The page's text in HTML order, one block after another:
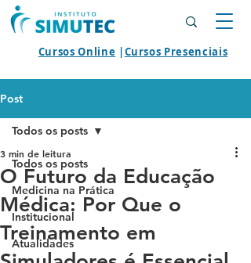
Cursos Online |Cursos Presenciais
Post
Todos os posts
Medicina na Prática
Institucional
Atualidades
Todos os posts
O Futuro da Educação
Médica: Por Que o
Treinamento em
3 min de leitura